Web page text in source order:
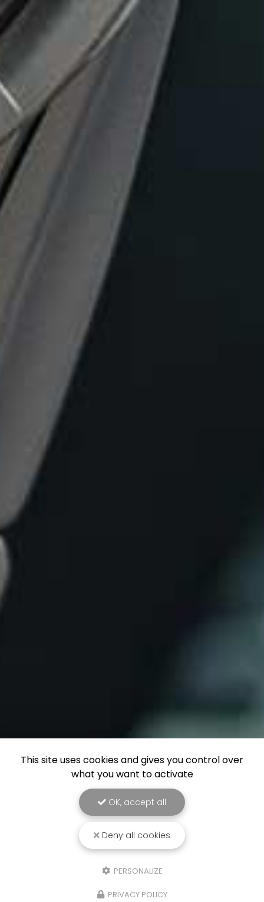
This site uses cookies and gives you control over
what you want to activate
OK, accept all
Deny all cookies
PERSONALIZE
PRIVACY POLICY